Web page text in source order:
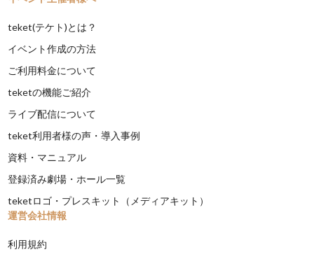
teket(テケト)とは？
イベント作成の方法
ご利用料金について
teketの機能ご紹介
ライブ配信について
teket利用者様の声・導入事例
資料・マニュアル
登録済み劇場・ホール一覧
teketロゴ・プレスキット（メディアキット）
運営会社情報
利用規約